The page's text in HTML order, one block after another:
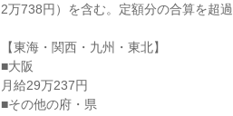
2万738円）を含む。定額分の合算を超
【東海・関西・九州・東北】
■大阪
月給29万237円
■その他の府・県